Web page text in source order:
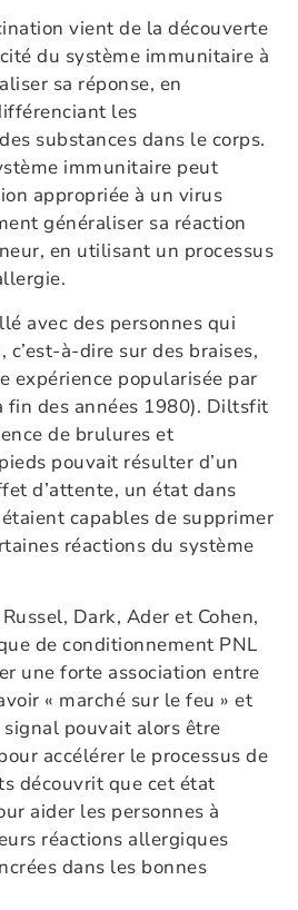
vient de la découverte
du système immunitaire à
sa réponse, en
les
substances dans le corps.
immunitaire peut
appropriée à un virus
généraliser sa réaction
en utilisant un processus
avec des personnes qui
à-dire sur des braises,
expérience popularisée par
fin des années 1980). Diltsfit
de brulures et
pouvait résulter d’un
d’attente, un état dans
capables de supprimer
réactions du système
Dark, Ader et Cohen,
de conditionnement PNL
une forte association entre
« marché sur le feu » et
pouvait alors être
accélérer le processus de
découvrit que cet état
aider les personnes à
réactions allergiques
dans les bonnes